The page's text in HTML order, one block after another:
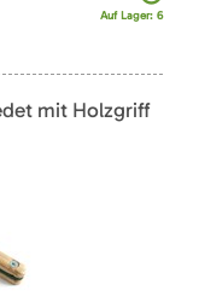
Auf Lager: 6
mit Holzgriff